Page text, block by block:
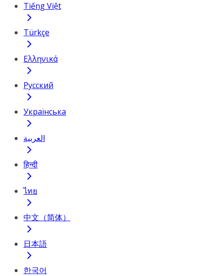
Tiếng Việt
Türkçe
Ελληνικά
Русский
Українська
العربية
हिन्दी
ไทย
中文（简体）
日本語
한국어